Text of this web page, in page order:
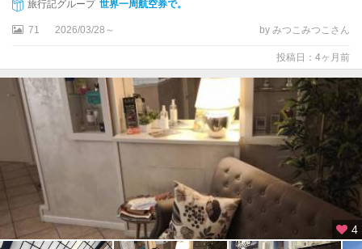
ブ
ア
リ
ア
旅行記グループ 世界一周航空券で。
71 2026/03/28～ by みつこみつこさん
投稿日：4ヶ月前
4